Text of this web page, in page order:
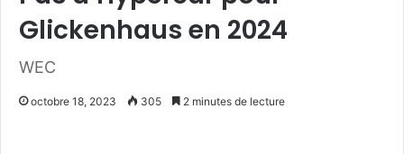
Glickenhaus en 2024
WEC
octobre 18, 2023 305 2 minutes de lecture